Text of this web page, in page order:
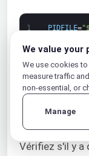
1 PIDFILE=
Ensuite,
CRON=1
Vérifiez s'il y a
We value your
We use cookies
measure traffic
non-essential, or
Manage